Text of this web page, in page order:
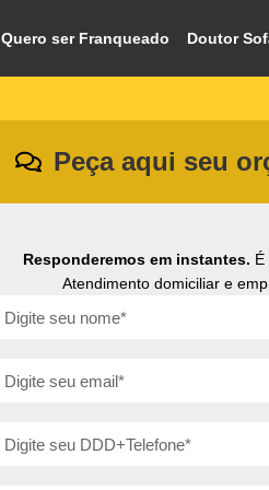
Quero ser Franqueado Doutor
Peça aqui seu
Responderemos em instantes. É
Atendimento domiciliar e